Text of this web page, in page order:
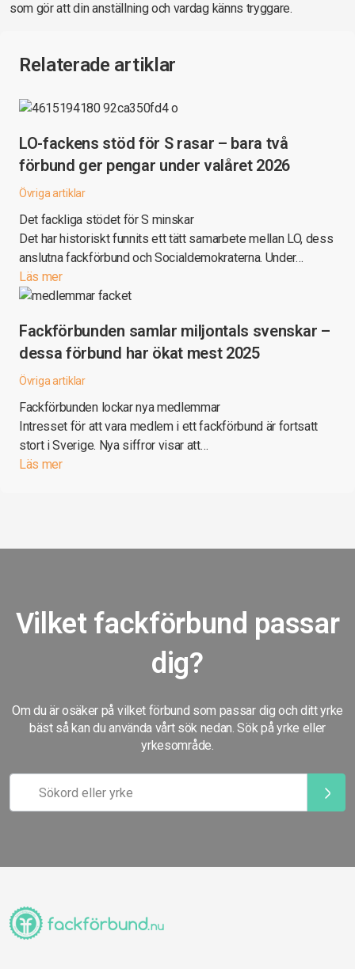
som gör att din anställning och vardag känns tryggare.
Relaterade artiklar
LO-fackens stöd för S rasar – bara två
förbund ger pengar under valåret 2026
Övriga artiklar
Det fackliga stödet för S minskar
Det har historiskt funnits ett tätt samarbete mellan LO, dess
anslutna fackförbund och Socialdemokraterna. Under…
Läs mer
Fackförbunden samlar miljontals svenskar –
dessa förbund har ökat mest 2025
Övriga artiklar
Fackförbunden lockar nya medlemmar
Intresset för att vara medlem i ett fackförbund är fortsatt
stort i Sverige. Nya siffror visar att…
Läs mer
Vilket fackförbund passar
dig?
Om du är osäker på vilket förbund som passar dig och ditt yrke
bäst så kan du använda vårt sök nedan. Sök på yrke eller
yrkesområde.